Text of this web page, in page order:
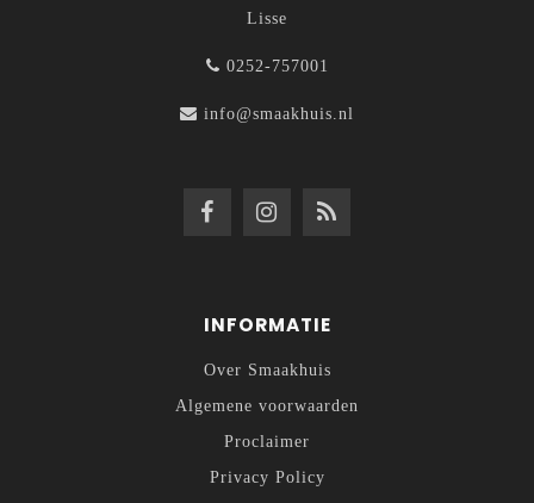
Lisse
0252-757001
info@smaakhuis.nl
INFORMATIE
Over Smaakhuis
Algemene voorwaarden
Proclaimer
Privacy Policy